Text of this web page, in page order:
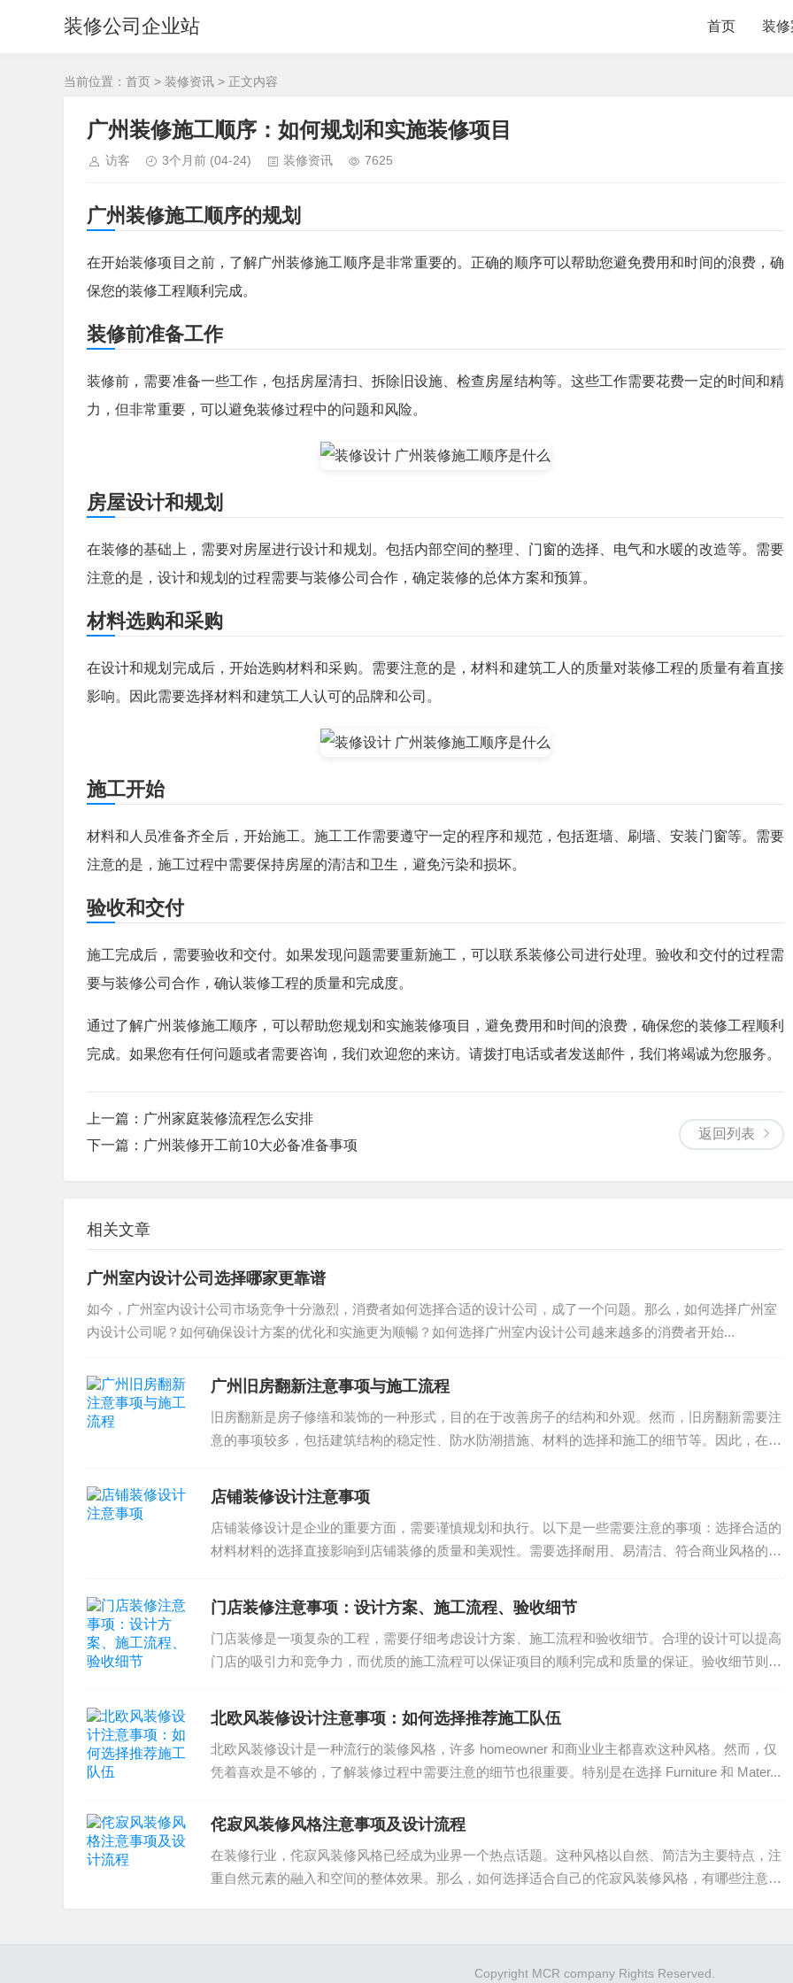
装修公司企业站 首页 装
当前位置： 首页 > 装修资讯 > 正文内容
广州装修施工顺序：如何规划和实施装修项目
访客 3个月前 (04-24) 装修资讯 7625
广州装修施工顺序的规划
在开始装修项目之前，了解广州装修施工顺序是非常重要的。正确的顺序可以帮助您避免费用和时间的浪费，确
保您的装修工程顺利完成。
装修前准备工作
装修前，需要准备一些工作，包括房屋清扫、拆除旧设施、检查房屋结构等。这些工作需要花费一定的时间和精
力，但非常重要，可以避免装修过程中的问题和风险。
房屋设计和规划
在装修的基础上，需要对房屋进行设计和规划。包括内部空间的整理、门窗的选择、电气和水暖的改造等。需要
注意的是，设计和规划的过程需要与装修公司合作，确定装修的总体方案和预算。
材料选购和采购
在设计和规划完成后，开始选购材料和采购。需要注意的是，材料和建筑工人的质量对装修工程的质量有着直接
影响。因此需要选择材料和建筑工人认可的品牌和公司。
施工开始
材料和人员准备齐全后，开始施工。施工工作需要遵守一定的程序和规范，包括逛墙、刷墙、安装门窗等。需要
注意的是，施工过程中需要保持房屋的清洁和卫生，避免污染和损坏。
验收和交付
施工完成后，需要验收和交付。如果发现问题需要重新施工，可以联系装修公司进行处理。验收和交付的过程需
要与装修公司合作，确认装修工程的质量和完成度。
通过了解广州装修施工顺序，可以帮助您规划和实施装修项目，避免费用和时间的浪费，确保您的装修工程顺利
完成。如果您有任何问题或者需要咨询，我们欢迎您的来访。请拨打电话或者发送邮件，我们将竭诚为您服务。
返回列表
上一篇： 广州家庭装修流程怎么安排
下一篇： 广州装修开工前10大必备准备事项
相关文章
广州室内设计公司选择哪家更靠谱
如今，广州室内设计公司市场竞争十分激烈，消费者如何选择合适的设计公司，成了一个问题。那么，如何选择广州室
内设计公司呢？如何确保设计方案的优化和实施更为顺暢？如何选择广州室内设计公司越来越多的消费者开始...
广州旧房翻新注意事项与施工流程
旧房翻新是房子修缮和装饰的一种形式，目的在于改善房子的结构和外观。然而，旧房翻新需要注
意的事项较多，包括建筑结构的稳定性、防水防潮措施、材料的选择和施工的细节等。因此，在进
店铺装修设计注意事项
店铺装修设计是企业的重要方面，需要谨慎规划和执行。以下是一些需要注意的事项：选择合适的
材料材料的选择直接影响到店铺装修的质量和美观性。需要选择耐用、易清洁、符合商业风格的材
门店装修注意事项：设计方案、施工流程、验收细节
门店装修是一项复杂的工程，需要仔细考虑设计方案、施工流程和验收细节。合理的设计可以提高
门店的吸引力和竞争力，而优质的施工流程可以保证项目的顺利完成和质量的保证。验收细节则是
北欧风装修设计注意事项：如何选择推荐施工队伍
北欧风装修设计是一种流行的装修风格，许多 homeowner 和商业业主都喜欢这种风格。然而，仅
凭着喜欢是不够的，了解装修过程中需要注意的细节也很重要。特别是在选择 Furniture 和 Mater...
侘寂风装修风格注意事项及设计流程
在装修行业，侘寂风装修风格已经成为业界一个热点话题。这种风格以自然、简洁为主要特点，注
重自然元素的融入和空间的整体效果。那么，如何选择适合自己的侘寂风装修风格，有哪些注意事
Copyright MCR company Rights Reserved.